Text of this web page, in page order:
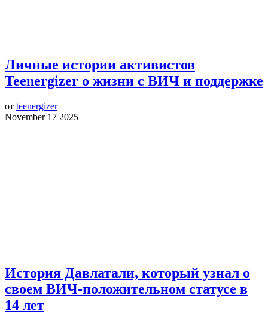
Личные истории активистов
Teenergizer о жизни с ВИЧ и поддержке
от teenergizer
November 17 2025
История Давлатали, который узнал о
своем ВИЧ-положительном статусе в
14 лет